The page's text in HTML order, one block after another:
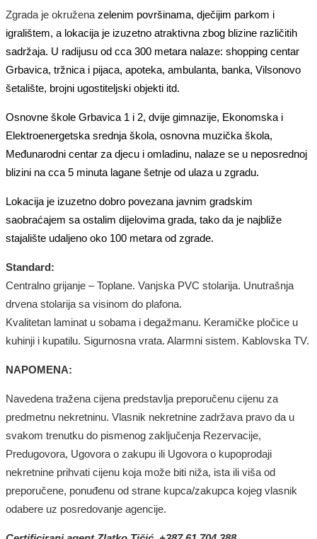
Zgrada je okružena zelenim površinama, dječijim parkom i
igralištem, a lokacija je izuzetno atraktivna zbog blizine različitih
sadržaja. U radijusu od cca 300 metara nalaze: shopping centar
Grbavica, tržnica i pijaca, apoteka, ambulanta, banka, Vilsonovo
šetalište, brojni ugostiteljski objekti itd.
Osnovne škole Grbavica 1 i 2, dvije gimnazije, Ekonomska i
Elektroenergetska srednja škola, osnovna muzička škola,
Međunarodni centar za djecu i omladinu, nalaze se u neposrednoj
blizini na cca 5 minuta lagane šetnje od ulaza u zgradu.
Lokacija je izuzetno dobro povezana javnim gradskim
saobraćajem sa ostalim dijelovima grada, tako da je najbliže
stajalište udaljeno oko 100 metara od zgrade.
Standard:
Centralno grijanje – Toplane. Vanjska PVC stolarija. Unutrašnja
drvena stolarija sa visinom do plafona.
Kvalitetan laminat u sobama i degažmanu. Keramičke pločice u
kuhinji i kupatilu. Sigurnosna vrata. Alarmni sistem. Kablovska TV.
NAPOMENA:
Navedena tražena cijena predstavlja preporučenu cijenu za
predmetnu nekretninu. Vlasnik nekretnine zadržava pravo da u
svakom trenutku do pismenog zaključenja Rezervacije,
Predugovora, Ugovora o zakupu ili Ugovora o kupoprodaji
nekretnine prihvati cijenu koja može biti niža, ista ili viša od
preporučene, ponuđenu od strane kupca/zakupca kojeg vlasnik
odabere uz posredovanje agencije.